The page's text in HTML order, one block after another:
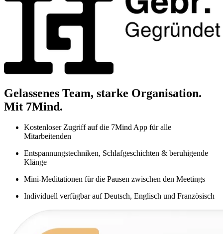
Gelassenes Team, starke Organisation.
Mit 7Mind.
Kostenloser Zugriff auf die 7Mind App für alle
Mitarbeitenden
Entspannungstechniken, Schlafgeschichten & beruhigende
Klänge
Mini-Meditationen für die Pausen zwischen den Meetings
Individuell verfügbar auf Deutsch, Englisch und Französisch